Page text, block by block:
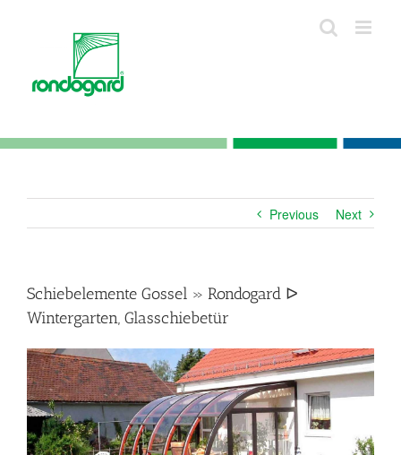
Previous Next
Schiebelemente Gossel » Rondogard ᐅ
Wintergarten, Glasschiebetür